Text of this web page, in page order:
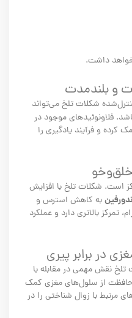
داشت.
شکلات تلخ می‌تواند
فلاونوئیدهای موجود در
و فرآیند یادگیری را
است. شکلات تلخ با افزایش
به کاهش استرس و
بالاتری دارد و عملکرد
نقش مهمی در مقابله با
از سلول‌های مغزی کمک
مرتبط با زوال شناختی را در